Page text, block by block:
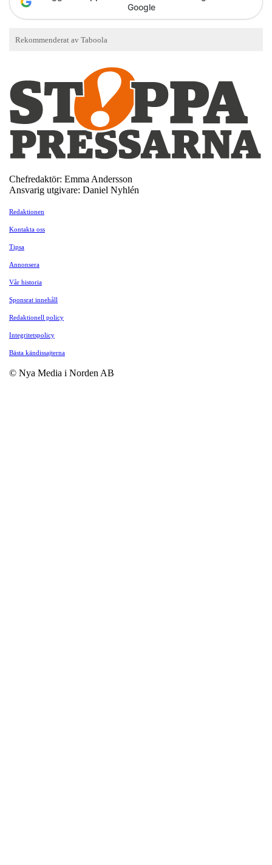
Google
Chefredaktör: Emma Andersson
Ansvarig utgivare: Daniel Nyhlén
Redaktionen
Kontakta oss
Tipsa
Annonsera
Vår historia
Sponsrat innehåll
Redaktionell policy
Integritetspolicy
Bästa kändissajterna
© Nya Media i Norden AB